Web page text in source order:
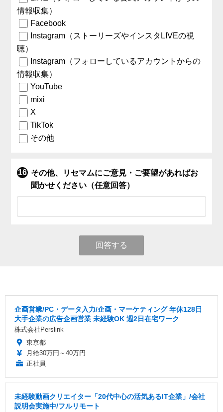
情報収集）
Facebook
Instagram（ストーリーズやインスタLIVEの視
聴）
Instagram（フォローしているアカウントからの
情報収集）
YouTube
mixi
X
TikTok
その他
その他、リセマムにご意見・ご要望があればお
聞かせください（任意回答）
回答する
企画営業/PC・データ入力/企画・マーケティング 年休128日
大手企業の広告企画営業 未経験OK 週2日在宅ワーク
株式会社Perslink
東京都
月給30万円～40万円
正社員
未経験動画クリエイター「20代中心の活気あるIT企業」/会社
説明会実施中/フルリモート